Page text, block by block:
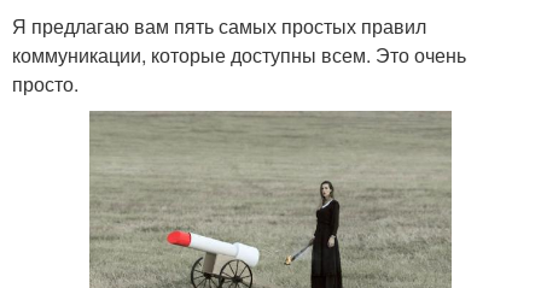
Я предлагаю вам пять самых простых правил
коммуникации, которые доступны всем. Это очень
просто.